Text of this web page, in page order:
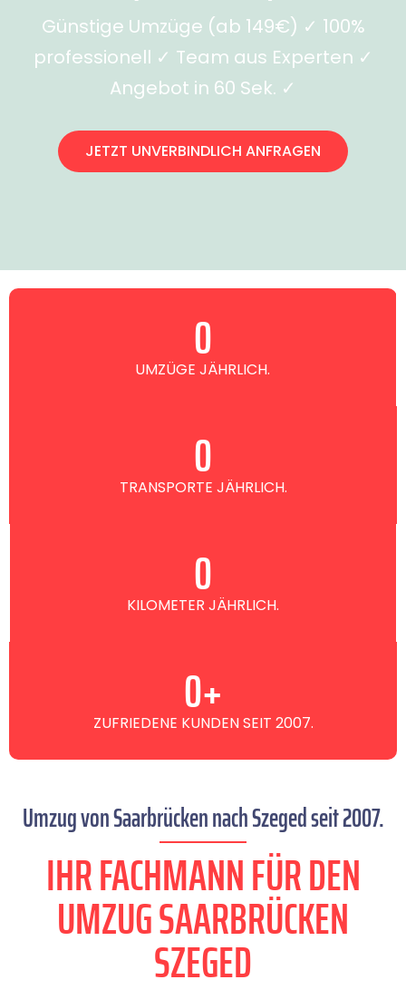
Günstige Umzüge (ab 149€) ✓ 100%
professionell ✓ Team aus Experten ✓
Angebot in 60 Sek. ✓
JETZT UNVERBINDLICH ANFRAGEN
UMZÜGE JÄHRLICH.
0
TRANSPORTE JÄHRLICH.
0
KILOMETER JÄHRLICH.
0
ZUFRIEDENE KUNDEN SEIT 2007.
0+
Umzug von Saarbrücken nach Szeged seit 2007.
IHR FACHMANN FÜR DEN
UMZUG SAARBRÜCKEN
SZEGED